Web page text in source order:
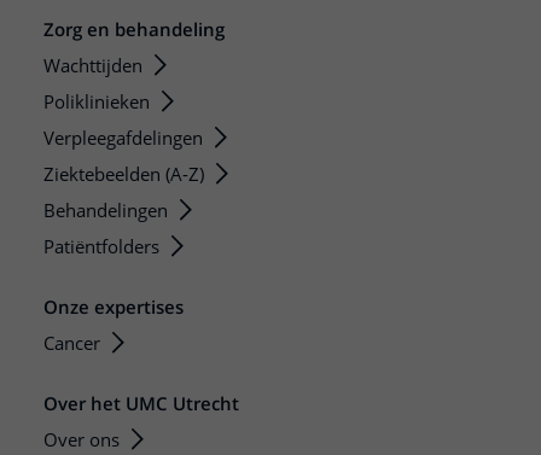
Zorg en behandeling
Wachttijden
Poliklinieken
Verpleegafdelingen
Ziektebeelden (A-Z)
Behandelingen
Patiëntfolders
Onze expertises
Cancer
Over het UMC Utrecht
Over ons